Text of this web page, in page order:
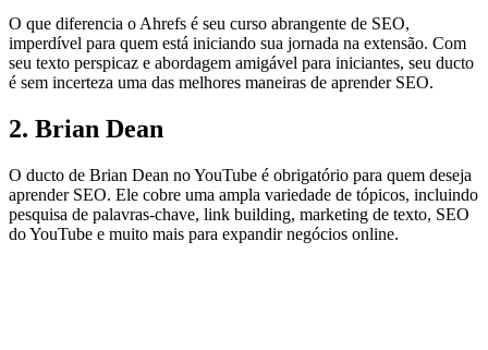
O que diferencia o Ahrefs é seu curso abrangente de SEO,
imperdível para quem está iniciando sua jornada na extensão. Com
seu texto perspicaz e abordagem amigável para iniciantes, seu ducto
é sem incerteza uma das melhores maneiras de aprender SEO.
2. Brian Dean
O ducto de Brian Dean no YouTube é obrigatório para quem deseja
aprender SEO. Ele cobre uma ampla variedade de tópicos, incluindo
pesquisa de palavras-chave, link building, marketing de texto, SEO
do YouTube e muito mais para expandir negócios online.